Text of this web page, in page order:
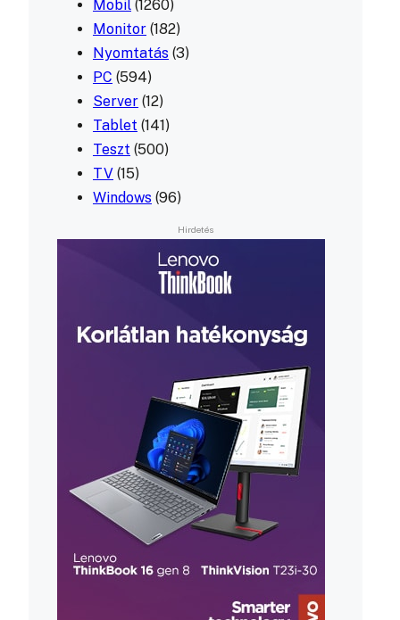
Mobil (1260)
Monitor (182)
Nyomtatás (3)
PC (594)
Server (12)
Tablet (141)
Teszt (500)
TV (15)
Windows (96)